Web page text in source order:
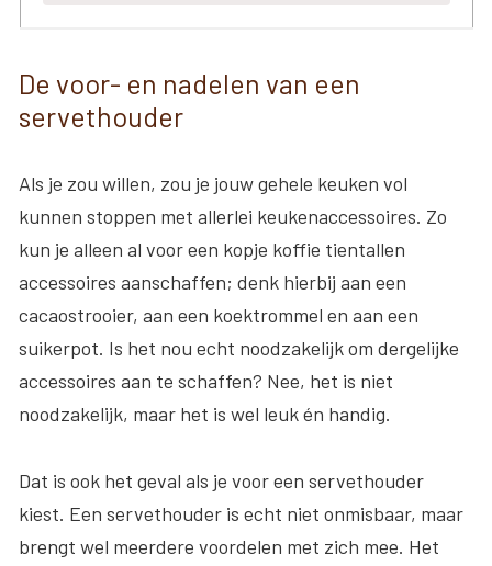
De voor- en nadelen van een
servethouder
Als je zou willen, zou je jouw gehele keuken vol
kunnen stoppen met allerlei keukenaccessoires. Zo
kun je alleen al voor een kopje koffie tientallen
accessoires aanschaffen; denk hierbij aan een
cacaostrooier, aan een koektrommel en aan een
suikerpot. Is het nou echt noodzakelijk om dergelijke
accessoires aan te schaffen? Nee, het is niet
noodzakelijk, maar het is wel leuk én handig.
Dat is ook het geval als je voor een servethouder
kiest. Een servethouder is echt niet onmisbaar, maar
brengt wel meerdere voordelen met zich mee. Het